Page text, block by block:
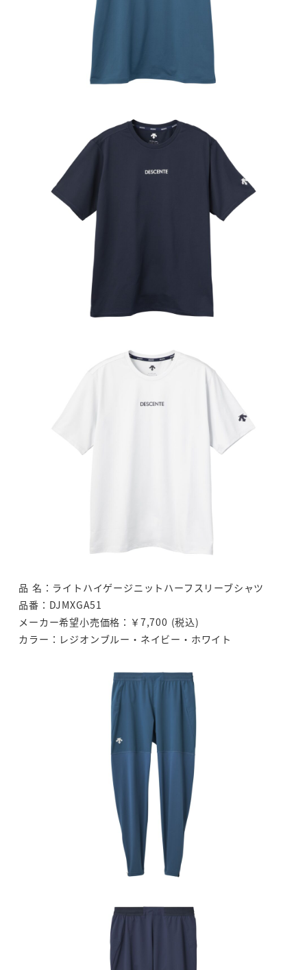
品 名：ライトハイゲージニットハーフスリーブシャツ
品番：DJMXGA51
メーカー希望小売価格：￥7,700 (税込)
カラー：レジオンブルー・ネイビー・ホワイト